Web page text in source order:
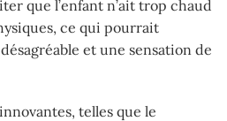
que l’enfant n’ait trop chaud
ce qui pourrait
et une sensation de
telles que le